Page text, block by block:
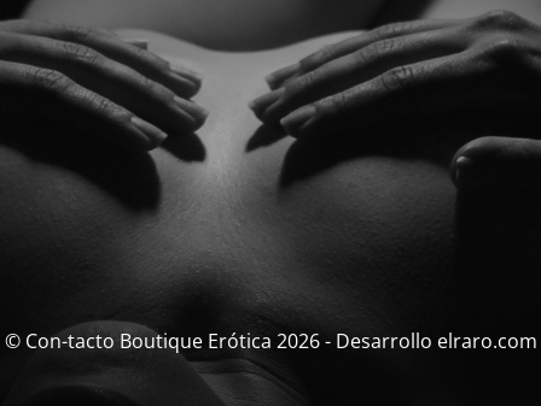
© Con-tacto Boutique Erótica 2026 - Desarrollo elraro.com